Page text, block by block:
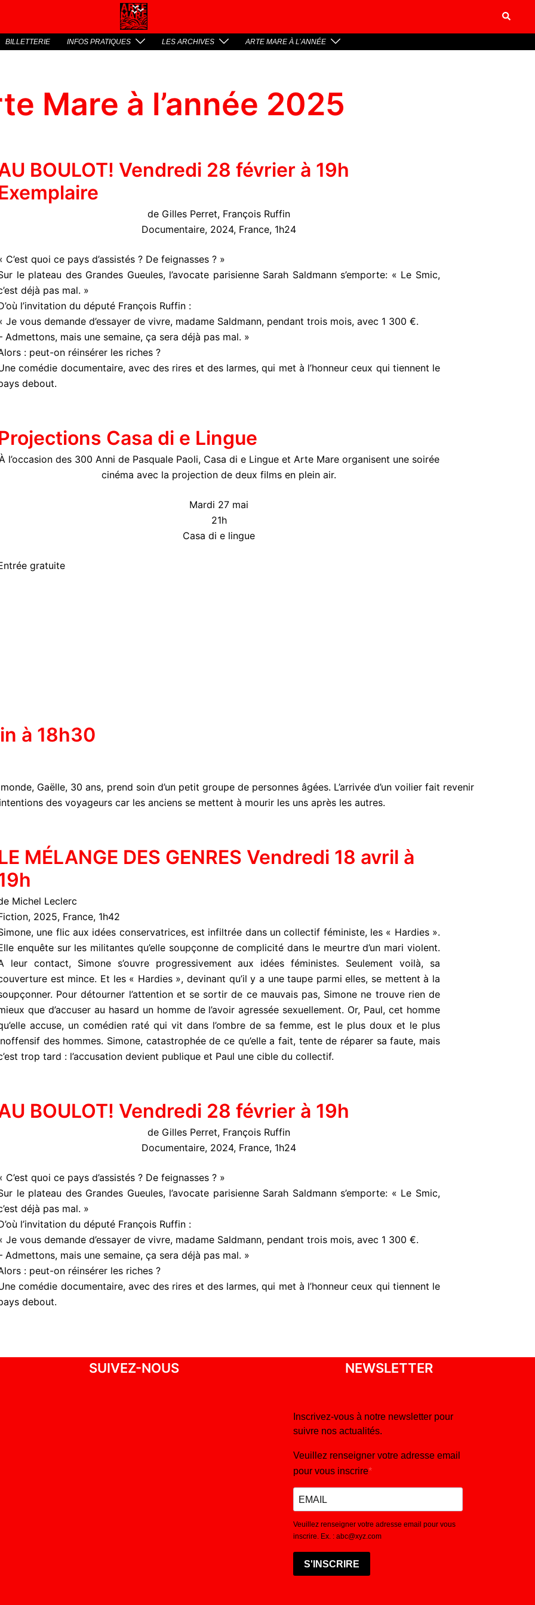
BILLETTERIE INFOS PRATIQUES LES ARCHIVES ARTE MARE À L’ANNÉE
Mare à l’année 2025
BOULOT! Vendredi 28 février à 19h
de Gilles Perret, François Ruffin
Documentaire, 2024, France, 1h24
C’est quoi ce pays d’assistés ? De feignasses ? »
le plateau des Grandes Gueules, l’avocate parisienne Sarah Saldmann s’emporte: « Le Smic,
déjà pas mal. »
l’invitation du député François Ruffin :
Je vous demande d’essayer de vivre, madame Saldmann, pendant trois mois, avec 1 300 €.
Admettons, mais une semaine, ça sera déjà pas mal. »
: peut-on réinsérer les riches ?
comédie documentaire, avec des rires et des larmes, qui met à l’honneur ceux qui tiennent le
debout.
Casa di e Lingue
l’occasion des 300 Anni de Pasquale Paoli, Casa di e Lingue et Arte Mare organisent une soirée
cinéma avec la projection de deux films en plein air.
Mardi 27 mai
21h
Casa di e lingue
gratuite
à 18h30
Gaëlle, 30 ans, prend soin d’un petit groupe de personnes âgées. L’arrivée d’un voilier fait revenir
des voyageurs car les anciens se mettent à mourir les uns après les autres.
MÉLANGE DES GENRES Vendredi 18 avril à
Michel Leclerc
2025, France, 1h42
une flic aux idées conservatrices, est infiltrée dans un collectif féministe, les « Hardies ».
enquête sur les militantes qu’elle soupçonne de complicité dans le meurtre d’un mari violent.
leur contact, Simone s’ouvre progressivement aux idées féministes. Seulement voilà, sa
est mince. Et les « Hardies », devinant qu’il y a une taupe parmi elles, se mettent à la
Pour détourner l’attention et se sortir de ce mauvais pas, Simone ne trouve rien de
que d’accuser au hasard un homme de l’avoir agressée sexuellement. Or, Paul, cet homme
accuse, un comédien raté qui vit dans l’ombre de sa femme, est le plus doux et le plus
des hommes. Simone, catastrophée de ce qu’elle a fait, tente de réparer sa faute, mais
trop tard : l’accusation devient publique et Paul une cible du collectif.
BOULOT! Vendredi 28 février à 19h
de Gilles Perret, François Ruffin
Documentaire, 2024, France, 1h24
C’est quoi ce pays d’assistés ? De feignasses ? »
le plateau des Grandes Gueules, l’avocate parisienne Sarah Saldmann s’emporte: « Le Smic,
déjà pas mal. »
l’invitation du député François Ruffin :
Je vous demande d’essayer de vivre, madame Saldmann, pendant trois mois, avec 1 300 €.
Admettons, mais une semaine, ça sera déjà pas mal. »
: peut-on réinsérer les riches ?
comédie documentaire, avec des rires et des larmes, qui met à l’honneur ceux qui tiennent le
debout.
SUIVEZ-NOUS NEWSLETTER
Inscrivez-vous à notre newsletter pour
suivre nos actualités.
Veuillez renseigner votre adresse email
pour vous inscrire
Veuillez renseigner votre adresse email pour vous
inscrire. Ex. : abc@xyz.com
S'INSCRIRE